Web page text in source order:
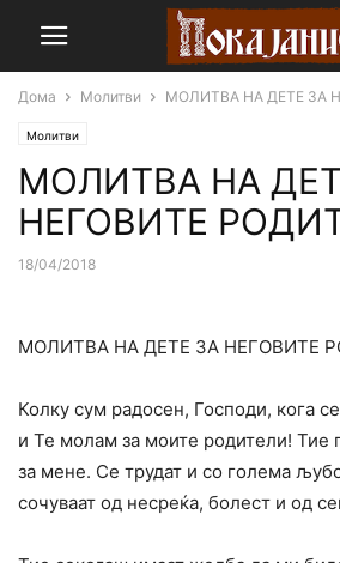
Дома Молитви МОЛИТВА НА ДЕТЕ ЗА
Молитви
МОЛИТВА НА
НЕГОВИТЕ
18/04/2018
МОЛИТВА НА ДЕТЕ ЗА НЕГОВИТЕ
Колку сум радосен, Господи, кога
и Те молам за моите родители! Тие
за мене. Се трудат и co голема
сочуваат од несреќа, болест и од